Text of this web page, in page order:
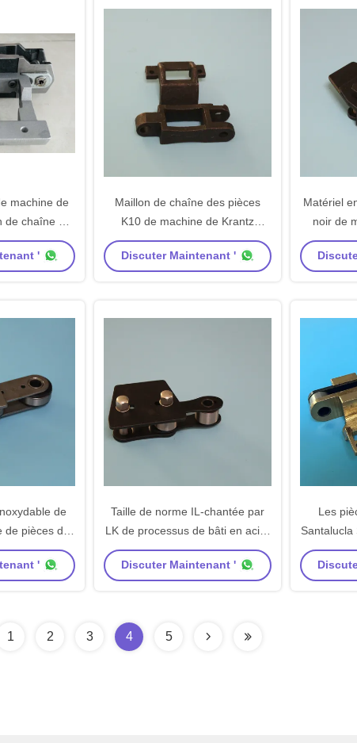
machine de
chaîne de
de textile de
'
Maillon de chaîne des pièces
K10 de machine de Krantz
Stenter moulant l'acier de bâti de
processus
Discuter Maintenant '
Matériel
noir de
pièces
de
pièces de
Stenter
'
Taille de norme IL-chantée par
LK de processus de bâti en acier
de maillon de chaîne de pièces
de machine d'Ehwha Stenter
Discuter Maintenant '
Les
Santalucla
Quality
1 2 3 4 5